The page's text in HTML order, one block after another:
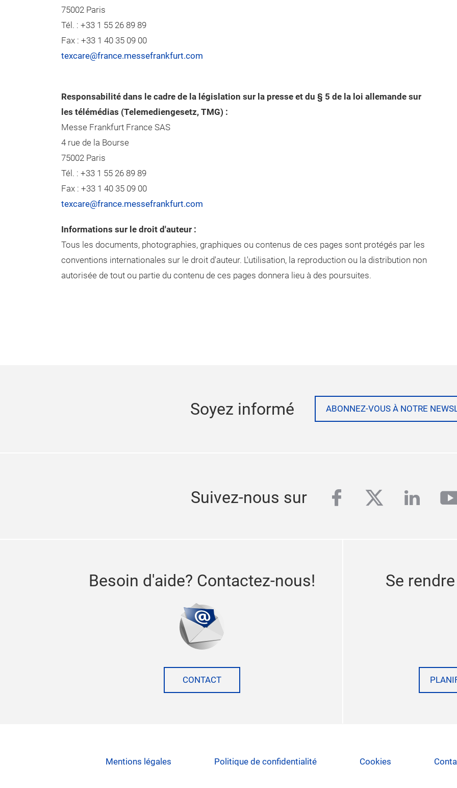
75002 Paris
Tél. : +33 1 55 26 89 89
Fax : +33 1 40 35 09 00
texcare@france.messefrankfurt.com
Responsabilité dans le cadre de la législation sur la presse et du § 5 de la loi allemande sur
les télémédias (Telemediengesetz, TMG) :
Messe Frankfurt France SAS
4 rue de la Bourse
75002 Paris
Tél. : +33 1 55 26 89 89
Fax : +33 1 40 35 09 00
texcare@france.messefrankfurt.com
Informations sur le droit d'auteur :
Tous les documents, photographies, graphiques ou contenus de ces pages sont protégés par les
conventions internationales sur le droit d'auteur. L'utilisation, la reproduction ou la distribution non
autorisée de tout ou partie du contenu de ces pages donnera lieu à des poursuites.
Soyez informé ABONNEZ-VOUS À NOTRE
Suivez-nous sur facebook
twitter
Besoin d'aide? Contactez-nous!
CONTACT
Se
Mentions légales Politique de confidentialité Cookies